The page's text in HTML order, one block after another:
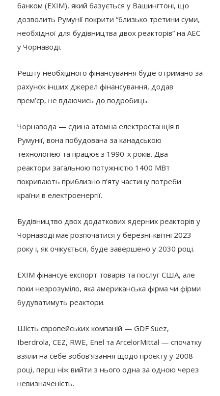
банком (EXIM), який базується у Вашингтоні, що
дозволить Румунії покрити “близько третини суми,
необхідної для будівництва двох реакторів” на АЕС
у Чорнаводі.
Решту необхідного фінансування буде отримано за
рахунок інших джерел фінансування, додав
прем’єр, не вдаючись до подробиць.
Чорнавода — єдина атомна електростанція в
Румунії, вона побудована за канадською
технологією та працює з 1990-х років. Два
реактори загальною потужністю 1400 МВт
покривають приблизно п’яту частину потреби
країни в електроенергії.
Будівництво двох додаткових ядерних реакторів у
Чорнаводі має розпочатися у березні-квітні 2023
року і, як очікується, буде завершено у 2030 році.
EXIM фінансує експорт товарів та послуг США, але
поки незрозуміло, яка американська фірма чи фірми
будуватимуть реактори.
Шість європейських компаній — GDF Suez,
Iberdrola, CEZ, RWE, Enel та ArcelorMittal — спочатку
взяли на себе зобов’язання щодо проєкту у 2008
році, перш ніж вийти з нього одна за одною через
невизначеність.